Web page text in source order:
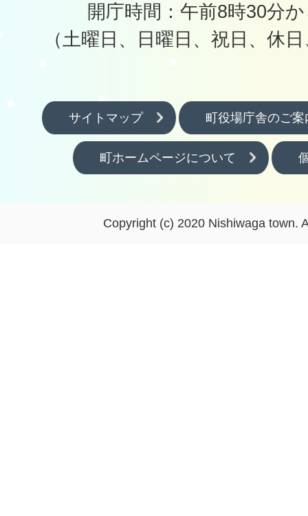
開庁時間：午前8時30分
（土曜日、日曜日、祝日、休
サイトマップ 町役場庁舎のご案
町ホームページについて
Copyright (c) 2020 Nishiwaga town.